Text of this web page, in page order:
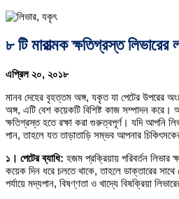
৮ টি মারাত্মক ক্ষতিগ্রস্ত লিভারের
এপ্রিল ২০, ২০১৮
মানব দেহের বৃহত্তম অঙ্গ, যকৃত যা পেটের উপরের
অঙ্গ, এটি বেশ কয়েকটি বিশিষ্ট কাজ সম্পাদন
ক্ষতিগ্রস্ত হতে রক্ষা করা গুরুত্বপূর্ণ। যদি আপনি
পান, তাহলে যত তাড়াতাড়ি সম্ভব আপনার
১। পেটের ব্যাধি: হজম প্রক্রিয়ায় পরিবর্তন লিভার
কয়েক দিন ধরে চলতে থাকে, তাহলে ডাক্তারের সাথে
পর্যায়ে মদ্যপান, বিষণ্ণতা ও খাদ্যে বিষক্রিয়া